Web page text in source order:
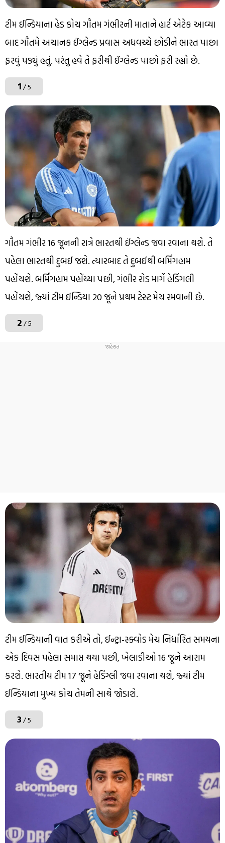
ટીમ ઈન્ડિયાના હેડ કોચ ગૌતમ ગંભીરની માતાને હાર્ટ એટેક આવ્યા
બાદ ગૌતમે અચાનક ઈંગ્લેન્ડ પ્રવાસ અધવચ્ચે છોડીને ભારત પાછા
ફરવું પડ્યું હતું. પરંતુ હવે તે ફરીથી ઈંગ્લેન્ડ પાછો ફરી રહ્યો છે.
1/ 5
ગૌતમ ગંભીર 16 જૂનની રાત્રે ભારતથી ઈંગ્લેન્ડ જવા રવાના થશે. તે
પહેલા ભારતથી દુબઈ જશે. ત્યારબાદ તે દુબઈથી બર્મિંગહામ
પહોંચશે. બર્મિંગહામ પહોંચ્યા પછી, ગંભીર રોડ માર્ગે હેડિંગલી
પહોંચશે, જ્યાં ટીમ ઈન્ડિયા 20 જૂને પ્રથમ ટેસ્ટ મેચ રમવાની છે.
2/ 5
ટીમ ઈન્ડિયાની વાત કરીએ તો, ઈન્ટ્રા-સ્ક્વોડ મેચ નિર્ધારિત સમયના
એક દિવસ પહેલા સમાપ્ત થયા પછી, ખેલાડીઓ 16 જૂને આરામ
કરશે. ભારતીય ટીમ 17 જૂને હેડિંગ્લી જવા રવાના થશે, જ્યાં ટીમ
ઈન્ડિયાના મુખ્ય કોચ તેમની સાથે જોડાશે.
3/ 5